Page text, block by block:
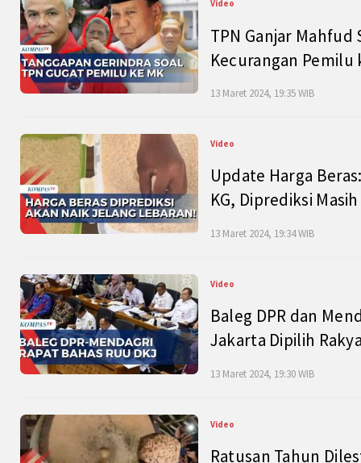
Video
TPN Ganjar Mahfud
Kecurangan Pemilu
13 Maret 2024, 19:35 WIB
Video
Update Harga
KG, Diprediksi
13 Maret 2024, 19:34 WIB
Video
Baleg DPR dan
Jakarta Dipilih
13 Maret 2024, 19:30 WIB
Video
Ratusan Tahun